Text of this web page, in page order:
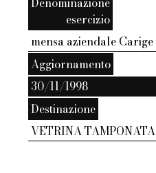
esercizio
mensa aziendale Carige
Aggiornamento
30/11/1998
Destinazione
VETRINA TAMPONATA